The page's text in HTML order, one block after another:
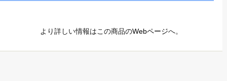
より詳しい情報はこの商品のWebページへ。